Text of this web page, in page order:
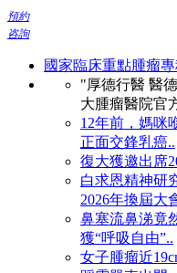
預約
咨詢
國家臨床重點腫瘤
"厚德行醫 醫
大腫瘤醫院官
12年前，媽咪
正面交鋒乳癌..
復大獲邀出席
白求恩精神研
2026年換屆大
鼻塞流鼻涕竟
獲“呼吸自由”..
女子腫瘤近